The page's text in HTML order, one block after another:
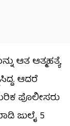
ಆತ ಆತ್ಮಹತ್ಯೆ
ಆದರೆ
ಪೊಲೀಸರು
ಜುಲೈ 5